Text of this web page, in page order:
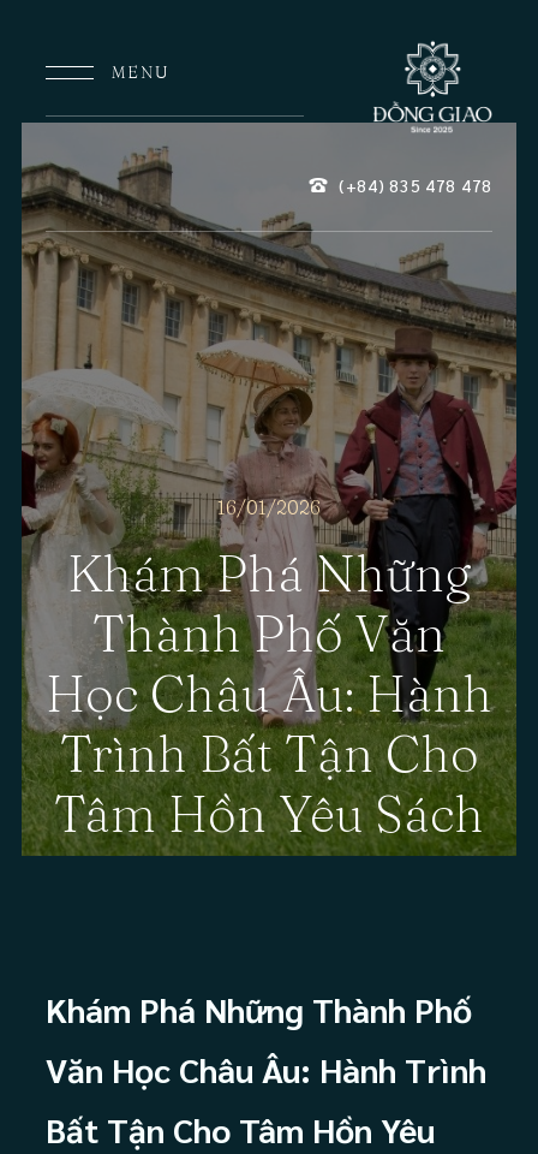
MENU
(+84) 835 478 478
16/01/2026
Khám Phá Những
Thành Phố Văn
Học Châu Âu: Hành
Trình Bất Tận Cho
Tâm Hồn Yêu Sách
Khám Phá Những Thành Phố
Văn Học Châu Âu: Hành Trình
Bất Tận Cho Tâm Hồn Yêu